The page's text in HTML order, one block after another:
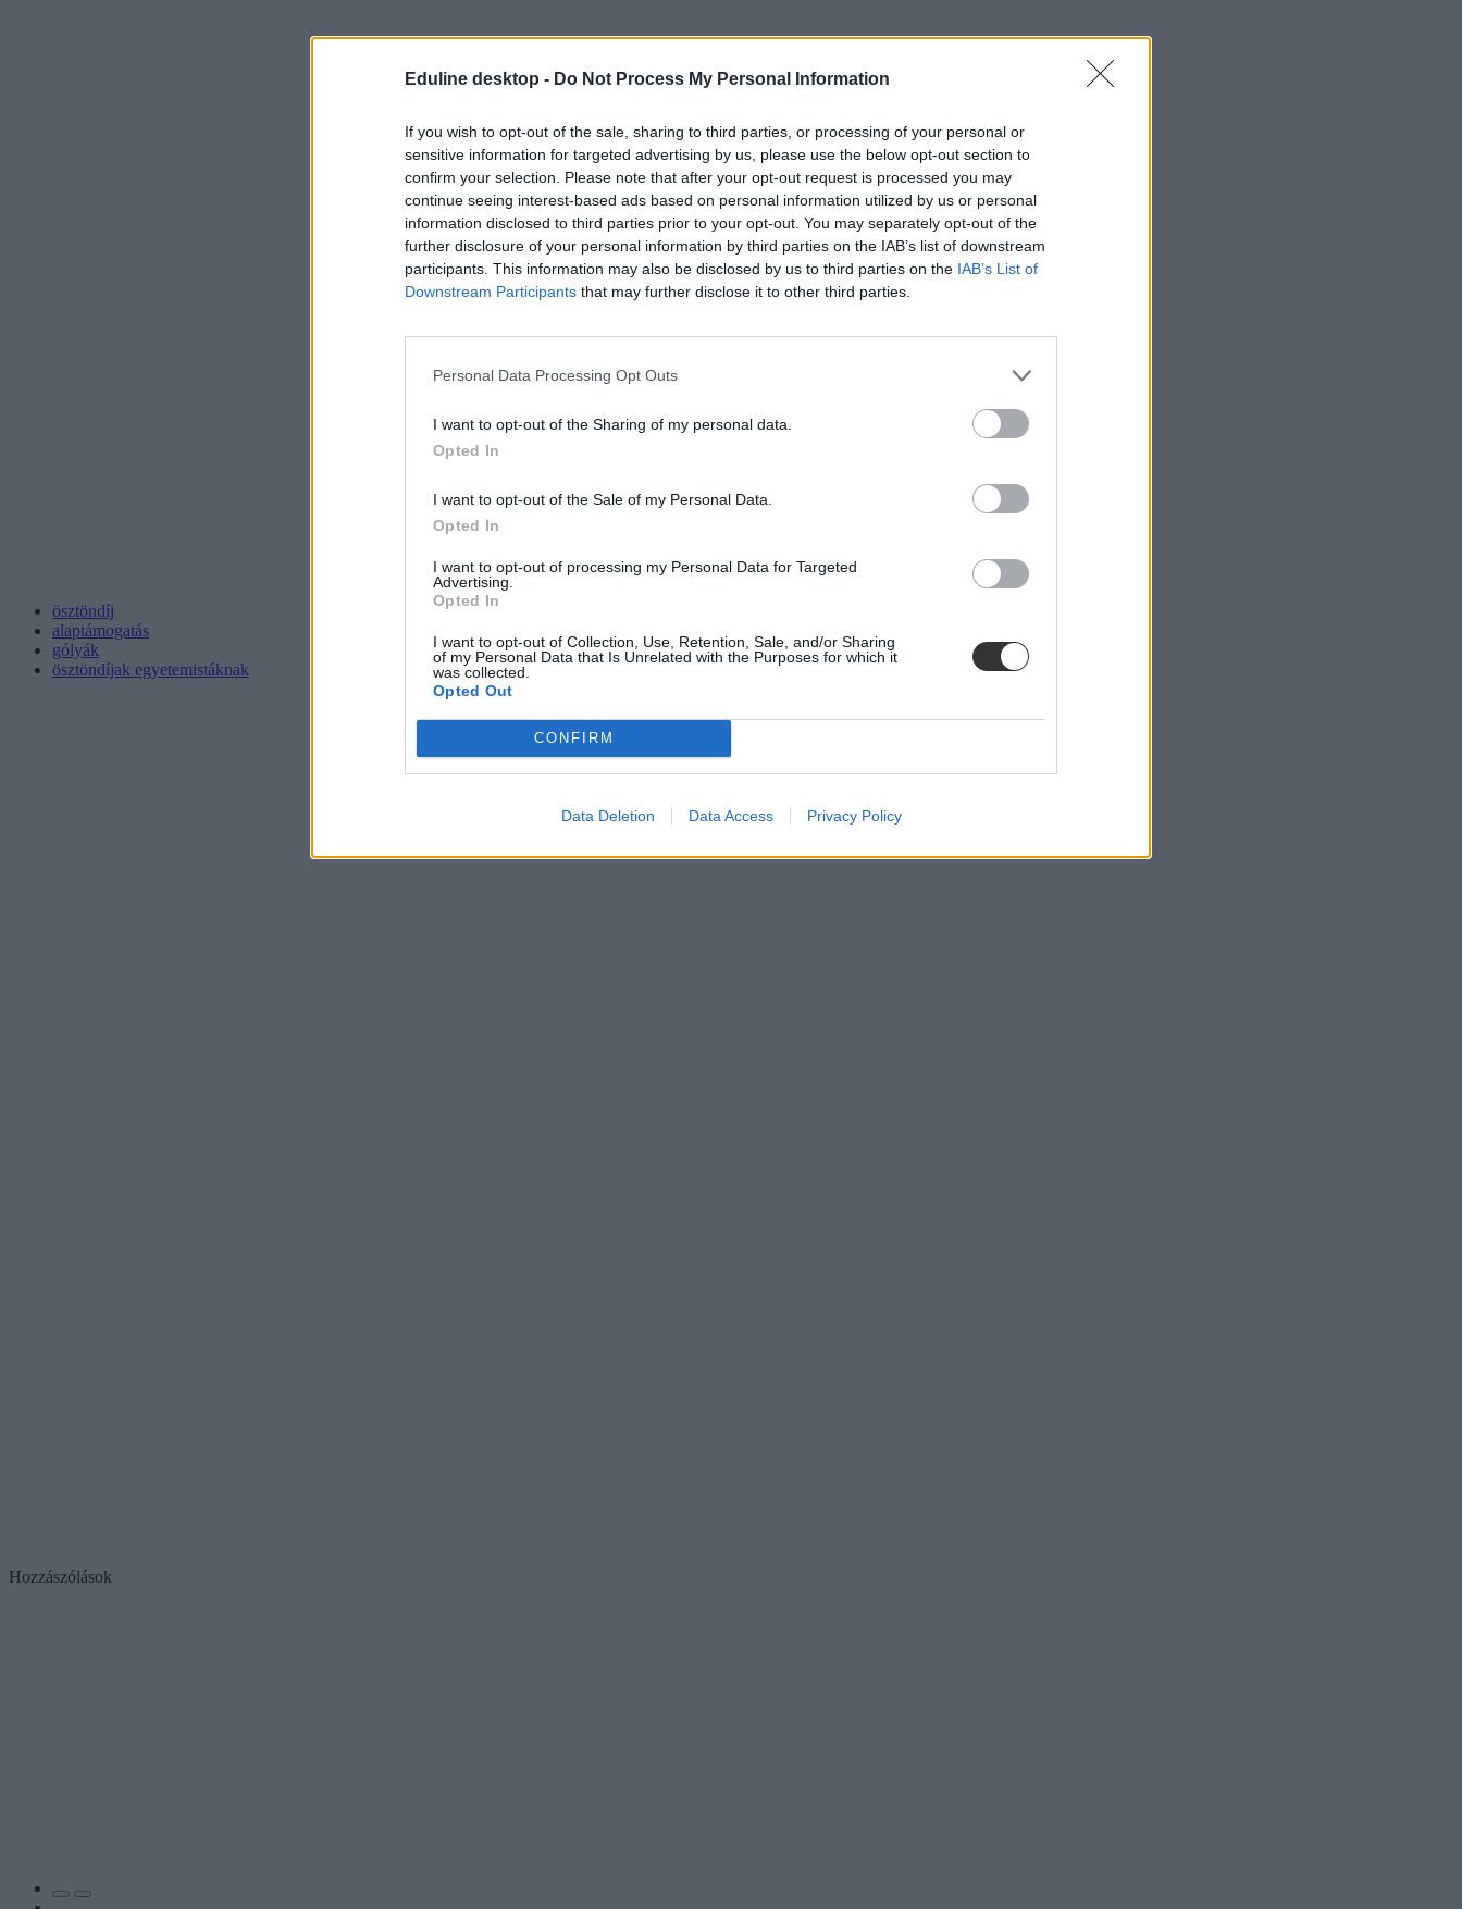
Eduline desktop - Do Not Process My Personal Information
If you wish to opt-out of the sale, sharing to third parties, or processing of your personal or
sensitive information for targeted advertising by us, please use the below opt-out section to
confirm your selection. Please note that after your opt-out request is processed you may
continue seeing interest-based ads based on personal information utilized by us or personal
information disclosed to third parties prior to your opt-out. You may separately opt-out of the
further disclosure of your personal information by third parties on the IAB’s list of downstream
participants. This information may also be disclosed by us to third parties on the IAB’s List of
Downstream Participants that may further disclose it to other third parties.
Personal Data Processing Opt Outs
I want to opt-out of the Sharing of my personal data.
Opted In
I want to opt-out of the Sale of my Personal Data.
Opted In
I want to opt-out of processing my Personal Data for Targeted
Advertising.
Opted In
I want to opt-out of Collection, Use, Retention, Sale, and/or Sharing
of my Personal Data that Is Unrelated with the Purposes for which it
was collected.
Opted Out
CONFIRM
Data Deletion Data Access Privacy Policy
ösztöndíj
alaptámogatás
gólyák
ösztöndíjak egyetemistáknak
Hozzászólások